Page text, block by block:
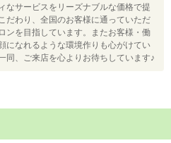
なサービスをリーズナブルな価格で提
だわり、全国のお客様に通っていただ
ンを目指しています。またお客様・働
になれるような環境作りも心がけてい
同、ご来店を心よりお待ちしています♪